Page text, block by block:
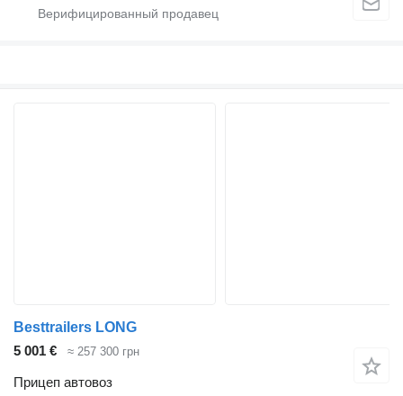
Besttrailers LONG
5 001 €
≈ 257 300 грн
Прицеп автовоз